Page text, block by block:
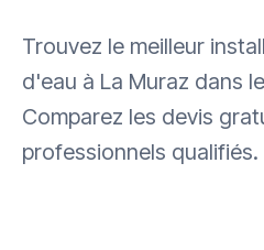
Trouvez le meilleur
d'eau à La Muraz dans
Comparez les devis
professionnels qualifiés.